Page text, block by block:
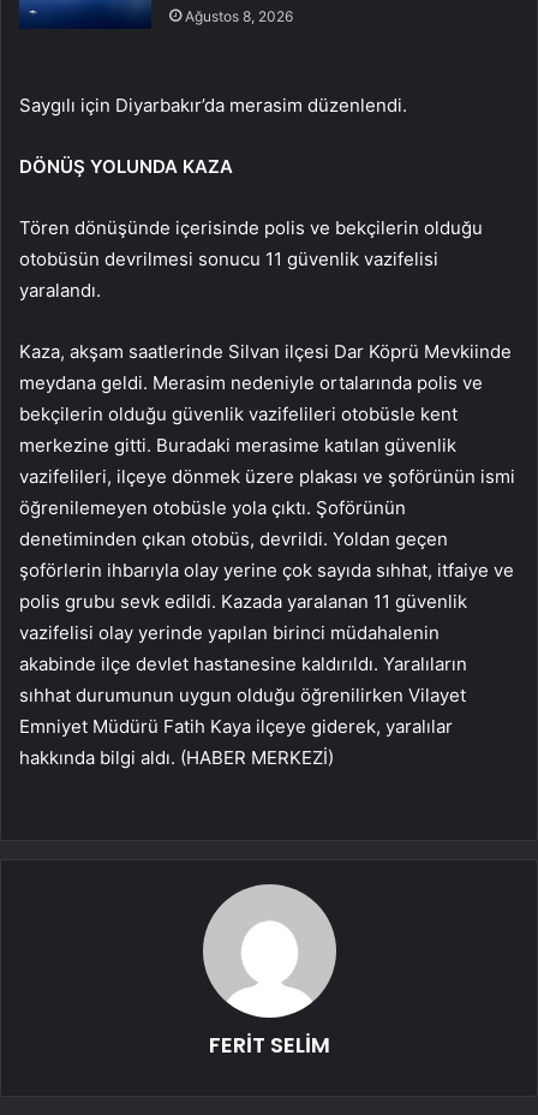
Ağustos 8, 2026
Saygılı için Diyarbakır’da merasim düzenlendi.
DÖNÜŞ YOLUNDA KAZA
Tören dönüşünde içerisinde polis ve bekçilerin olduğu
otobüsün devrilmesi sonucu 11 güvenlik vazifelisi
yaralandı.
Kaza, akşam saatlerinde Silvan ilçesi Dar Köprü Mevkiinde
meydana geldi. Merasim nedeniyle ortalarında polis ve
bekçilerin olduğu güvenlik vazifelileri otobüsle kent
merkezine gitti. Buradaki merasime katılan güvenlik
vazifelileri, ilçeye dönmek üzere plakası ve şoförünün ismi
öğrenilemeyen otobüsle yola çıktı. Şoförünün
denetiminden çıkan otobüs, devrildi. Yoldan geçen
şoförlerin ihbarıyla olay yerine çok sayıda sıhhat, itfaiye ve
polis grubu sevk edildi. Kazada yaralanan 11 güvenlik
vazifelisi olay yerinde yapılan birinci müdahalenin
akabinde ilçe devlet hastanesine kaldırıldı. Yaralıların
sıhhat durumunun uygun olduğu öğrenilirken Vilayet
Emniyet Müdürü Fatih Kaya ilçeye giderek, yaralılar
hakkında bilgi aldı. (HABER MERKEZİ)
FERİT SELİM